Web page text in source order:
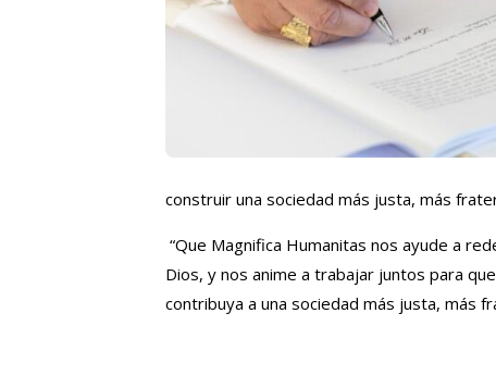
construir una sociedad más justa, más
“Que Magnifica Humanitas nos ayude a
Dios, y nos anime a trabajar juntos para
contribuya a una sociedad más justa, más